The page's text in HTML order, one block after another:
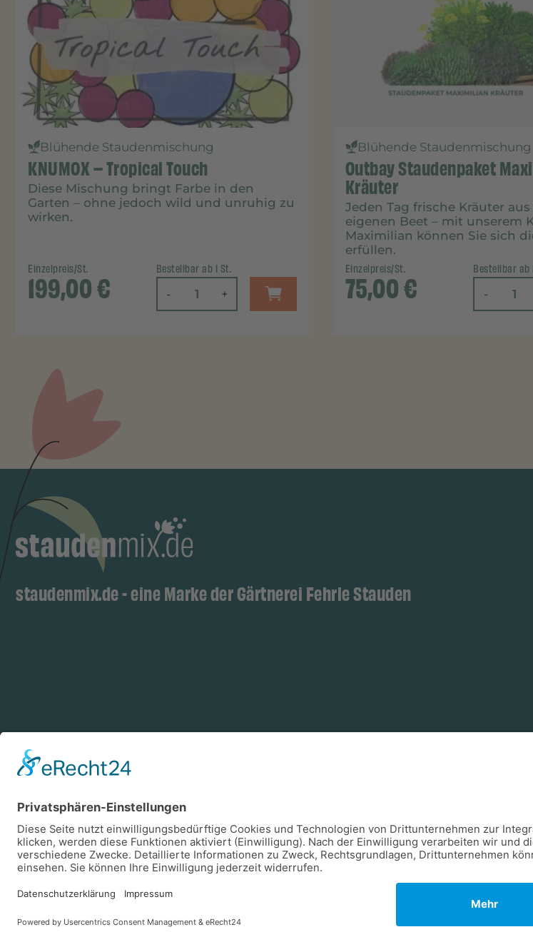
Blühende Staudenmischung
KNUMOX – Tropical Touch
Diese Mischung bringt Farbe in den
Garten – ohne jedoch wild und unruhig zu
wirken.
Einzelpreis/St.
199,00€
Bestellbar ab 1 St.
- +
Blühende Staudenmischung
Outbay Staudenpaket
Kräuter
Jeden Tag frische Kräuter
eigenen Beet – mit unserem
Maximilian können Sie sich
erfüllen.
Einzelpreis/St.
75,00€
Bestellbar ab
-
staudenmix.de - eine Marke der Gärtnerei Fehrle Stauden
Zahlungsarten
Vorkasse Rechnung